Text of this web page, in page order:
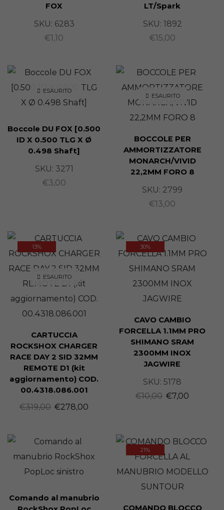
FOX
SKU: 6283
€1,10
LT/Spark
SKU: 1892
€15,00
ESAURITO
Boccole DU FOX [0.500
ID X 0.500 TLG X Ø
0.498 Shaft]
SKU: 3271
€3,00
ESAURITO
BOCCOLE PER
AMMORTIZZATORE
MONARCH/VIVID
22,2MM FORO 8
SKU: 2799
€13,00
13%
ESAURITO
CARTUCCIA
ROCKSHOX CHARGER
RACE DAY 2 SID 32MM
REMOTE D1 (kit
aggiornamento) COD.
00.4318.086.001
€319,00 €278,00
30%
CAVO CAMBIO
FORCELLA 1.1MM PRO
SHIMANO SRAM
2300MM INOX
JAGWIRE
SKU:5178
€10,00 €7,00
Comando al manubrio
21%
COMANDO BLOCCO